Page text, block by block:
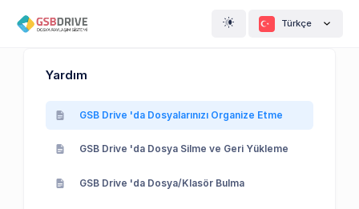
Türkçe
Yardım
GSB Drive 'da Dosyalarınızı Organize Etme
GSB Drive 'da Dosya Silme ve Geri Yükleme
GSB Drive 'da Dosya/Klasör Bulma